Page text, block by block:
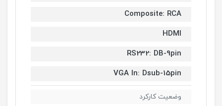
Composite: RCA
HDMI
RS232: DB-9pin
VGA In: Dsub-15pin
وضعیت کارکرد